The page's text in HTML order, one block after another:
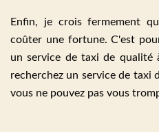
Enfin, je crois fermement
coûter une fortune. C'est
un service de taxi de qualité
recherchez un service de taxi
vous ne pouvez pas vous